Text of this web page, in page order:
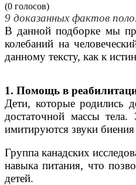
(0 голосов)
9 доказанных фактов
В данной подборке мы
колебаний на
данному тексту, как к
1. Помощь в
Дети, которые родились
достаточной массы
имитируются звуки
Группа канадских
навыка питания, что
детей.